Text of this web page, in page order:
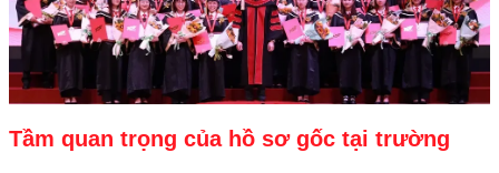
Tầm quan trọng của hồ sơ gốc tại trường